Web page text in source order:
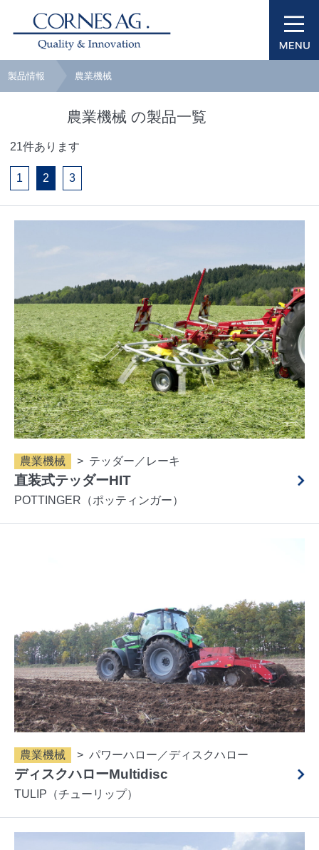
製品情報 農業機械
農業機械 の製品一覧
21件あります
1 2 3
農業機械 テッダー／レーキ
直装式テッダーHIT
POTTINGER（ポッティンガー）
農業機械 パワーハロー／ディスクハロー
ディスクハローMultidisc
TULIP（チューリップ）